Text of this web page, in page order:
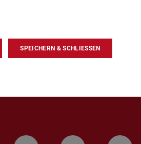
SPEICHERN & SCHLIESSEN